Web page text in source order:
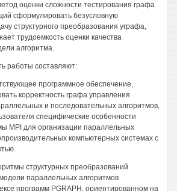
оценки сложности тестирования графа
сформулировать безусловную
структурного преобразования уграфа,
трудоемкость оценки качества
алгоритма.
работы составляют:
программное обеспечение,
корректность графа управления
и последовательных алгоритмов,
специфические особенности
MPI для организации параллельных
компьютерных системах с
структурных преобразований
параллельных алгоритмов
программ PGRAPH, ориентированном на